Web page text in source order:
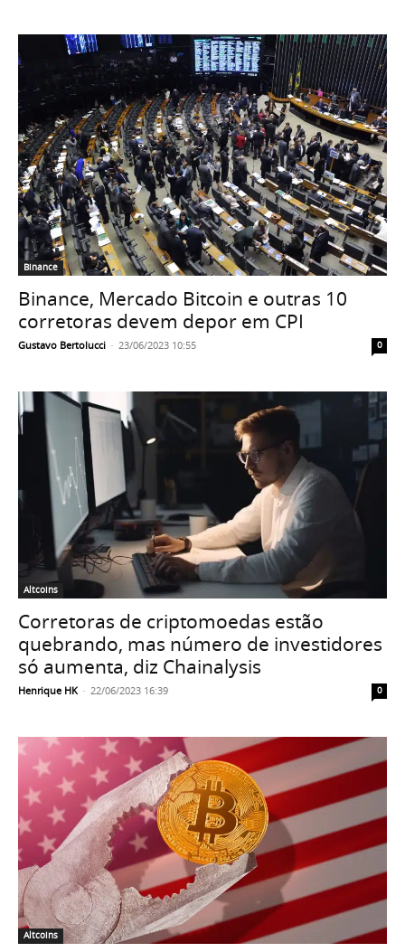
Binance
Binance, Mercado Bitcoin e outras 10
corretoras devem depor em CPI
Gustavo Bertolucci - 23/06/2023 10:55 0
Altcoins
Corretoras de criptomoedas estão
quebrando, mas número de investidores
só aumenta, diz Chainalysis
Henrique HK - 22/06/2023 16:39 0
Altcoins